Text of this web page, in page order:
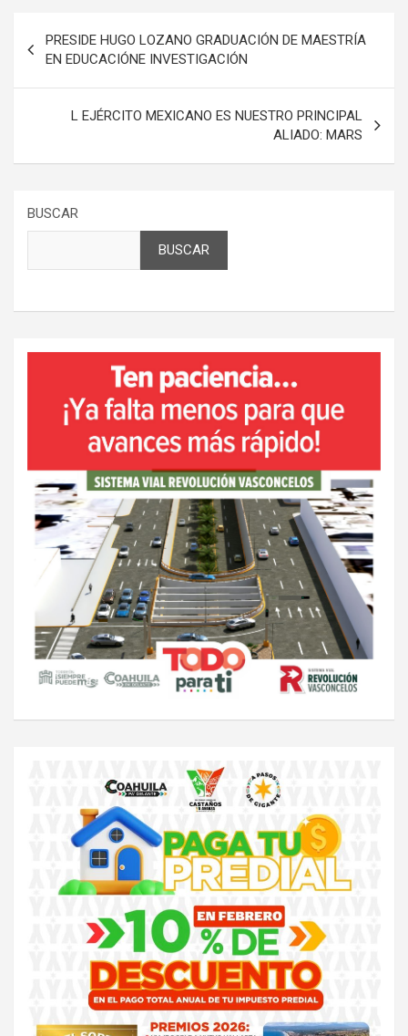
de
entradas
PRESIDE HUGO LOZANO GRADUACIÓN DE MAESTRÍA
EN EDUCACIÓNE INVESTIGACIÓN
L EJÉRCITO MEXICANO ES NUESTRO PRINCIPAL
ALIADO: MARS
BUSCAR
BUSCAR